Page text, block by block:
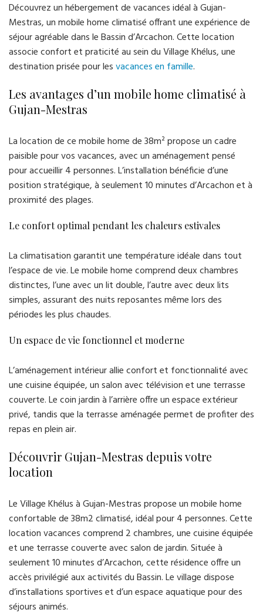
Découvrez un hébergement de vacances idéal à Gujan-
Mestras, un mobile home climatisé offrant une expérience de
séjour agréable dans le Bassin d’Arcachon. Cette location
associe confort et praticité au sein du Village Khélus, une
destination prisée pour lesvacances en famille.
Les avantages d’un mobile home climatisé à
Gujan-Mestras
La location de ce mobile home de 38m² propose un cadre
paisible pour vos vacances, avec un aménagement pensé
pour accueillir 4 personnes. L’installation bénéficie d’une
position stratégique, à seulement 10 minutes d’Arcachon et à
proximité des plages.
Le confort optimal pendant les chaleurs estivales
La climatisation garantit une température idéale dans tout
l’espace de vie. Le mobile home comprend deux chambres
distinctes, l’une avec un lit double, l’autre avec deux lits
simples, assurant des nuits reposantes même lors des
périodes les plus chaudes.
Un espace de vie fonctionnel et moderne
L’aménagement intérieur allie confort et fonctionnalité avec
une cuisine équipée, un salon avec télévision et une terrasse
couverte. Le coin jardin à l’arrière offre un espace extérieur
privé, tandis que la terrasse aménagée permet de profiter des
repas en plein air.
Découvrir Gujan-Mestras depuis votre
location
Le Village Khélus à Gujan-Mestras propose un mobile home
confortable de 38m2 climatisé, idéal pour 4 personnes. Cette
location vacances comprend 2 chambres, une cuisine équipée
et une terrasse couverte avec salon de jardin. Située à
seulement 10 minutes d’Arcachon, cette résidence offre un
accès privilégié aux activités du Bassin. Le village dispose
d’installations sportives et d’un espace aquatique pour des
séjours animés.